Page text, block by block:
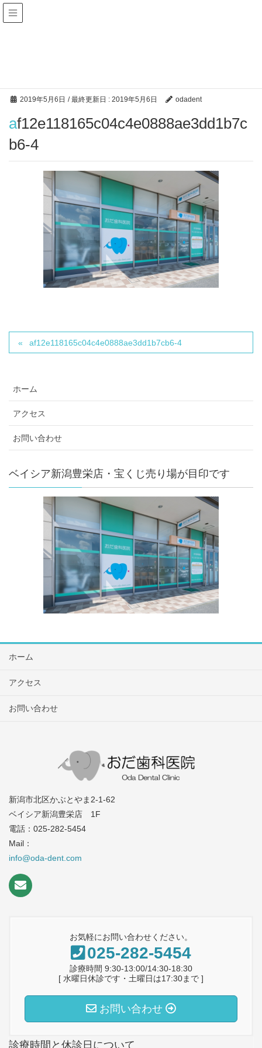
2019年5月6日 / 最終更新日 : 2019年5月6日 odadent
af12e118165c04c4e0888ae3dd1b7c
b6-4
af12e118165c04c4e0888ae3dd1b7cb6-4
ホーム
アクセス
お問い合わせ
ベイシア新潟豊栄店・宝くじ売り場が目印です
ホーム
アクセス
お問い合わせ
新潟市北区かぶとやま2-1-62
ベイシア新潟豊栄店 1F
電話：025-282-5454
Mail：
info@oda-dent.com
お気軽にお問い合わせください。
025-282-5454
診療時間 9:30-13:00/14:30-18:30
[ 水曜日休診です・土曜日は17:30まで ]
お問い合わせ
診療時間と休診日について